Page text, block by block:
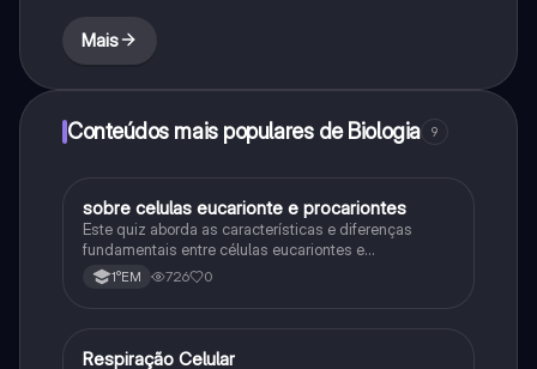
Mais
Conteúdos mais populares de Biologia 9
Biologia
sobre celulas eucarionte e procariontes
Este quiz aborda as características e diferenças
fundamentais entre células eucariontes e
procariontes.
1°EM 726 0
Biologia
Respiração Celular